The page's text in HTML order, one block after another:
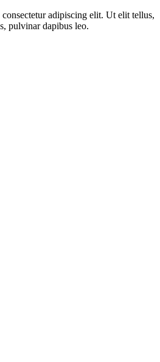
adipiscing elit. Ut elit tellus,
pulvinar dapibus leo.